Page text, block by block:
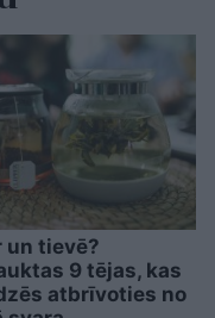
un tievē?
9 tējas, kas
atbrīvoties no